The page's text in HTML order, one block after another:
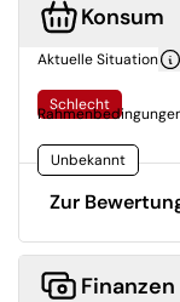
Konsum
Aktuelle Situation
Schlecht
Unbekannt
Zur
Finanzen